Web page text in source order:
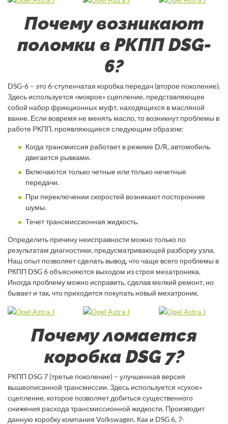
Почему возникают
поломки в РКПП DSG-
6?
DSG-6 – это 6-ступенчатая коробка передач (второе поколение).
Здесь используется «мокрое» сцепление, представляющее
собой набор фрикционных муфт, находящихся в масляной
ванне. Если вовремя не менять масло, то возникнут проблемы в
работе РКПП, проявляющиеся следующим образом:
Когда трансмиссия работает в режиме D/R, автомобиль
двигается рывками.
Включаются только четные или только нечетные
передачи.
При переключении скоростей возникают посторонние
шумы.
Течет трансмиссионная жидкость.
Определить причину неисправности можно только по
результатам диагностики, предусматривающей разборку узла.
Наш опыт позволяет сделать вывод, что чаще всего проблемы в
РКПП DSG 6 объясняются выходом из строя мехатроника.
Иногда проблему можно исправить, сделав мелкий ремонт, но
бывает и так, что приходится покупать новый мехатроник.
Почему ломается
коробка DSG 7?
РКПП DSG 7 (третье поколение) – улучшенная версия
вышеописанной трансмиссии. Здесь используется «сухое»
сцепление, которое позволяет добиться существенного
снижения расхода трансмиссионной жидкости. Производит
данную коробку компания Volkswagen. Как и DSG 6, 7-